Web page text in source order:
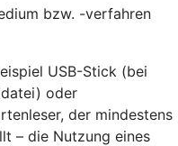
bzw. -verfahren
USB-Stick (bei
oder
der mindestens
– die Nutzung eines